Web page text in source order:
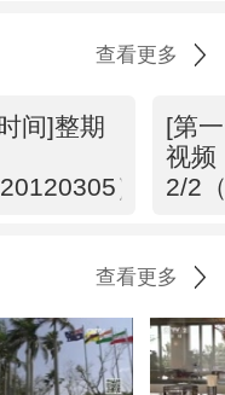
查看更多
间]整期
）
[第
视频
2/2
查看更多